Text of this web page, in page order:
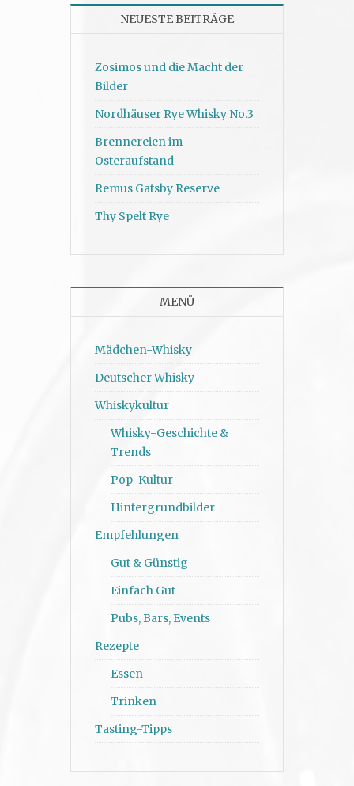
NEUESTE BEITRÄGE
Zosimos und die Macht der
Bilder
Nordhäuser Rye Whisky No.3
Brennereien im
Osteraufstand
Remus Gatsby Reserve
Thy Spelt Rye
MENÜ
Mädchen-Whisky
Deutscher Whisky
Whiskykultur
Whisky-Geschichte &
Trends
Pop-Kultur
Hintergrundbilder
Empfehlungen
Gut & Günstig
Einfach Gut
Pubs, Bars, Events
Rezepte
Essen
Trinken
Tasting-Tipps